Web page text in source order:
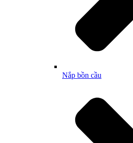
Nắp bồn cầu